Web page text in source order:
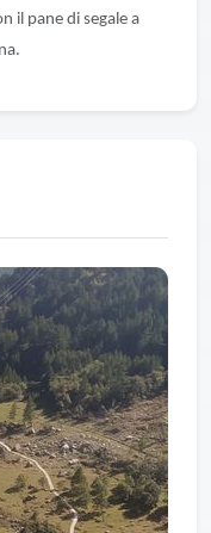
il pane di segale a